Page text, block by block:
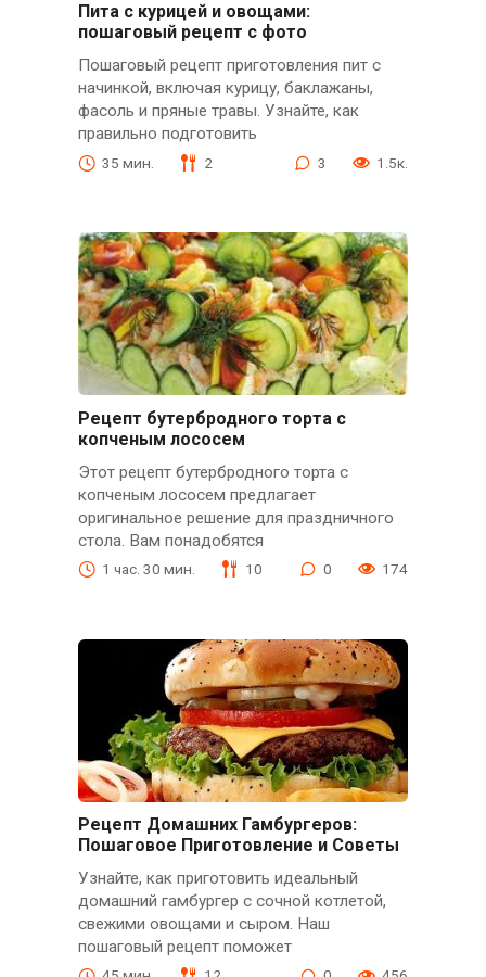
Пита с курицей и овощами:
пошаговый рецепт с фото
Пошаговый рецепт приготовления пит с
начинкой, включая курицу, баклажаны,
фасоль и пряные травы. Узнайте, как
правильно подготовить
35 мин. 2 3 1.5к.
Рецепт бутербродного торта с
копченым лососем
Этот рецепт бутербродного торта с
копченым лососем предлагает
оригинальное решение для праздничного
стола. Вам понадобятся
1 час. 30 мин. 10 0 174
Рецепт Домашних Гамбургеров:
Пошаговое Приготовление и Советы
Узнайте, как приготовить идеальный
домашний гамбургер с сочной котлетой,
свежими овощами и сыром. Наш
пошаговый рецепт поможет